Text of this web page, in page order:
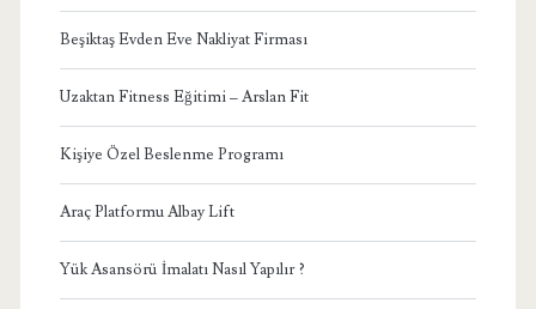
Beşiktaş Evden Eve Nakliyat Firması
Uzaktan Fitness Eğitimi – Arslan Fit
Kişiye Özel Beslenme Programı
Araç Platformu Albay Lift
Yük Asansörü İmalatı Nasıl Yapılır ?